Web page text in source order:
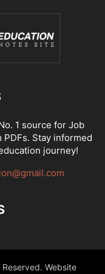
1 source for Job
PDFs. Stay informed
journey!
Reserved. Website